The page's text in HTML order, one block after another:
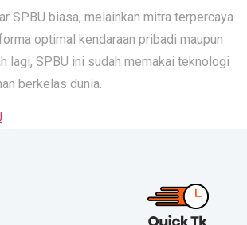
SPBU biasa, melainkan​ mitra terpercaya
optimal kendaraan pr‌ibadi maupun
lagi, SPBU ini sudah memakai tekn‌ol​ogi
berkelas dunia.